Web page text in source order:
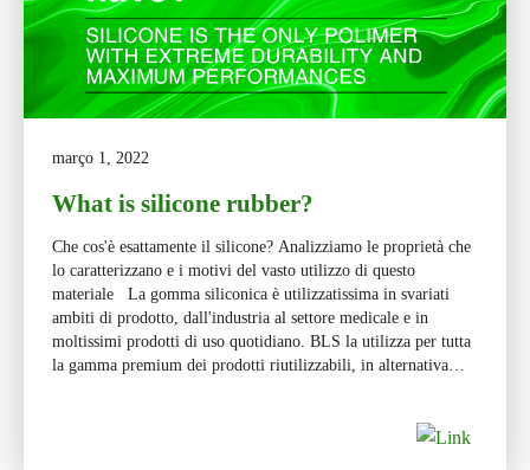
março 1, 2022
What is silicone rubber?
Che cos'è esattamente il silicone? Analizziamo le proprietà che
lo caratterizzano e i motivi del vasto utilizzo di questo
materiale La gomma siliconica è utilizzatissima in svariati
ambiti di prodotto, dall'industria al settore medicale e in
moltissimi prodotti di uso quotidiano. BLS la utilizza per tutta
la gamma premium dei prodotti riutilizzabili, in alternativa